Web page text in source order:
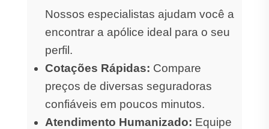
Nossos especialistas ajudam você a
encontrar a apólice ideal para o seu
perfil.
Cotações Rápidas: Compare
preços de diversas seguradoras
confiáveis em poucos minutos.
Atendimento Humanizado: Equipe